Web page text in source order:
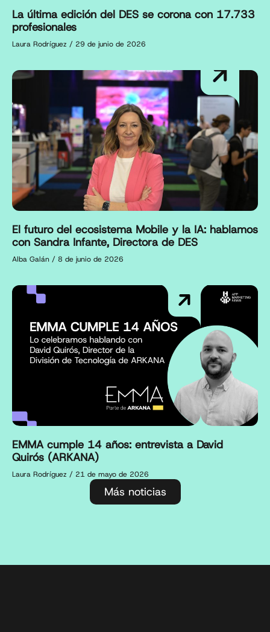
La última edición del DES se corona con 17.733
profesionales
Laura Rodríguez 29 de junio de 2026
El futuro del ecosistema Mobile y la IA: hablamos
con Sandra Infante, Directora de DES
Alba Galán 8 de junio de 2026
EMMA cumple 14 años: entrevista a David
Quirós (ARKANA)
Laura Rodríguez 21 de mayo de 2026
Más noticias